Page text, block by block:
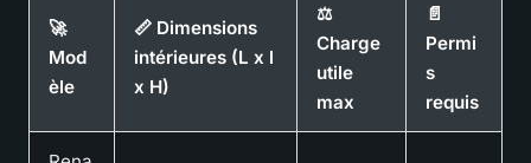
🚀
Mod
èle
📏 Dimensions
intérieures (L x l
x H)
⚖️
Charge
utile
max
📄
Permi
s
requis